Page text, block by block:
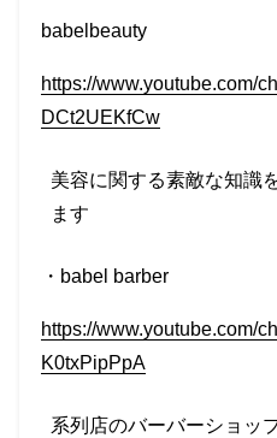
babelbeauty
https://www.youtube.com/
DCt2UEKfCw
美容に関する素敵な知識
ます
・ babel barber
https://www.youtube.com/
K0txPipPpA
系列店のバーバーショッ